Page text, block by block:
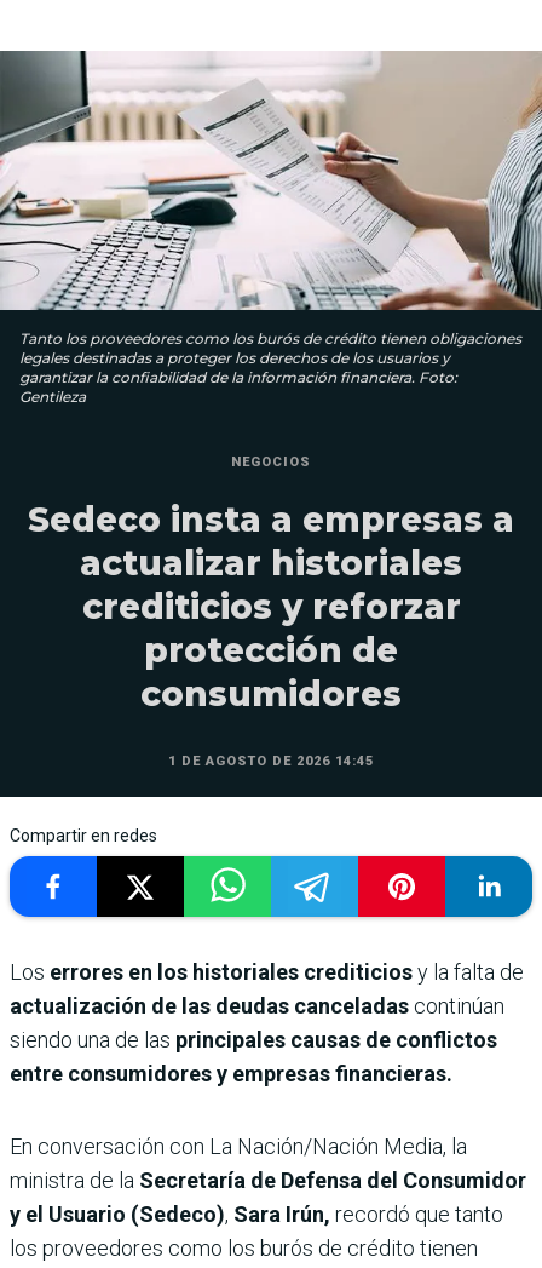
Tanto los proveedores como los burós de crédito tienen obligaciones
legales destinadas a proteger los derechos de los usuarios y
garantizar la confiabilidad de la información financiera. Foto:
Gentileza
NEGOCIOS
Sedeco insta a empresas a
actualizar historiales
crediticios y reforzar
protección de
consumidores
1 DE AGOSTO DE 2026 14:45
Compartir en redes
Los errores en los historiales crediticiosy la falta de
actualización de las deudas canceladas continúan
siendo una de las principales causas de conflictos
entre consumidores y empresas financieras.
En conversación con La Nación/Nación Media, la
ministra de la Secretaría de Defensa del Consumidor
y el Usuario (Sedeco), Sara Irún, recordó que tanto
los proveedores como los burós de crédito tienen